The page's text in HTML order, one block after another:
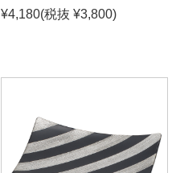
¥4,180(税抜 ¥3,800)